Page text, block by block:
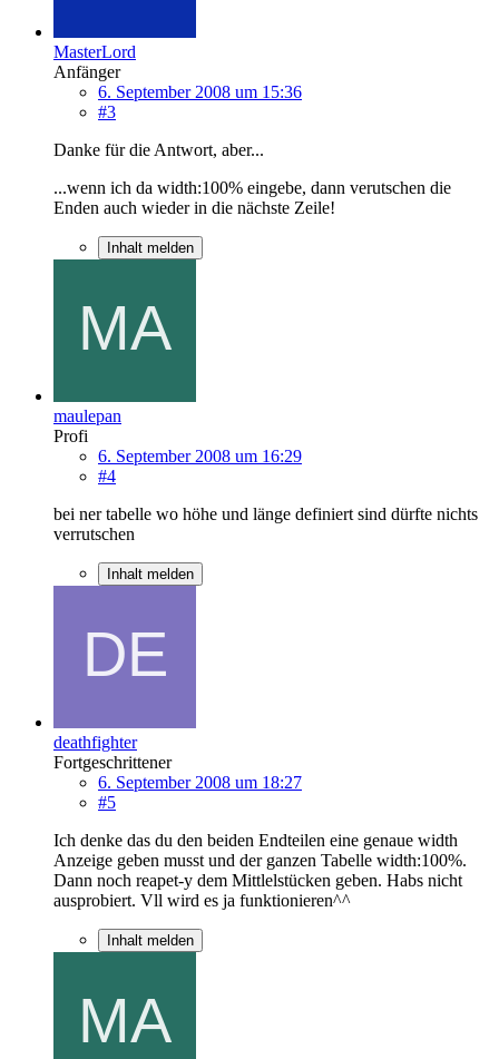
MasterLord
Anfänger
6. September 2008 um 15:36
#3
Danke für die Antwort, aber...
...wenn ich da width:100% eingebe, dann verutschen die
Enden auch wieder in die nächste Zeile!
Inhalt melden
maulepan
Profi
6. September 2008 um 16:29
#4
bei ner tabelle wo höhe und länge definiert sind dürfte nichts
verrutschen
Inhalt melden
deathfighter
Fortgeschrittener
6. September 2008 um 18:27
#5
Ich denke das du den beiden Endteilen eine genaue width
Anzeige geben musst und der ganzen Tabelle width:100%.
Dann noch reapet-y dem Mittlelstücken geben. Habs nicht
ausprobiert. Vll wird es ja funktionieren^^
Inhalt melden